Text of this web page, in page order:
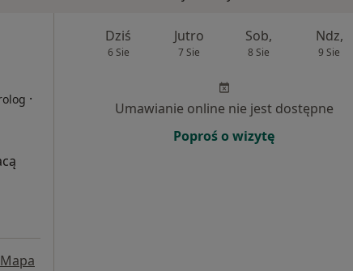
·
Mapa
Dziś
6 Sie
Jutro
7 Sie
Sob,
8 Sie
Ndz,
9 Sie
Umawianie online nie jest dostępne
Poproś o wizytę